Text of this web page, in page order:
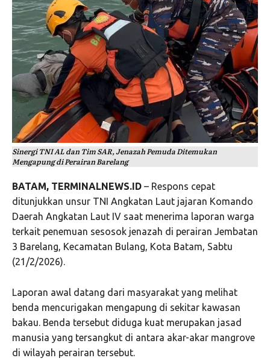
Sinergi TNI AL dan Tim SAR, Jenazah Pemuda Ditemukan
Mengapung di Perairan Barelang
BATAM, TERMINALNEWS.ID – Respons cepat
ditunjukkan unsur TNI Angkatan Laut jajaran Komando
Daerah Angkatan Laut IV saat menerima laporan warga
terkait penemuan sesosok jenazah di perairan Jembatan
3 Barelang, Kecamatan Bulang, Kota Batam, Sabtu
(21/2/2026).
Laporan awal datang dari masyarakat yang melihat
benda mencurigakan mengapung di sekitar kawasan
bakau. Benda tersebut diduga kuat merupakan jasad
manusia yang tersangkut di antara akar-akar mangrove
di wilayah perairan tersebut.